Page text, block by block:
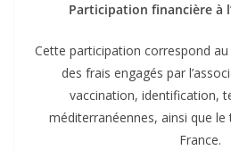
Participation financière à
Cette participation correspond
des frais engagés par
vaccination, identification,
méditerranéennes, ainsi que
France.